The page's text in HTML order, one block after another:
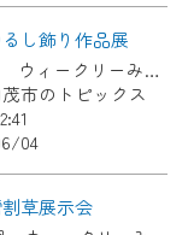
るし飾り作品展
2026年4月6日週 ウィークリーみのかもにて放送
市のトピックス
04
割草展示会
いの地域
ら、いつ
地域情報